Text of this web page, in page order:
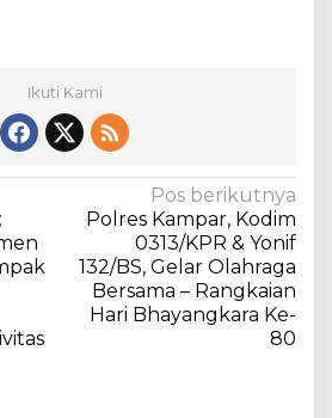
Ikuti Kami
Pos berikutnya
Polres Kampar, Kodim
0313/KPR & Yonif
132/BS, Gelar Olahraga
Bersama – Rangkaian
Hari Bhayangkara Ke-
80